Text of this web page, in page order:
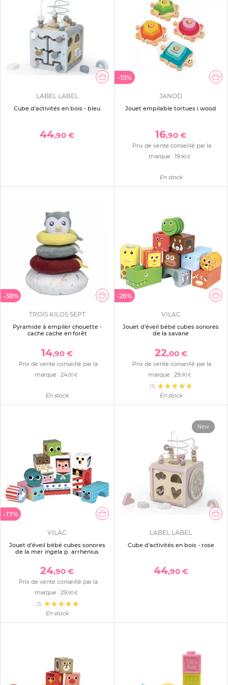
LABEL LABEL
Cube d'activités en bois - bleu
44,90 €
-15%
JANOD
Jouet empilable tortues i wood
16,90 €
Prix de vente conseillé par la
marque :19 ,90 €
En stock
-38%
TROIS KILOS SEPT
Pyramide à empiler chouette -
cache cache en forêt
14,90 €
Prix de vente conseillé par la
marque : 24,00 €
En stock
-26%
VILAC
Jouet d'éveil bébé cubes sonores
de la savane
22,00 €
Prix de vente conseillé par la
marque :29 ,90 €
(3)
En stock
-17%
VILAC
Jouet d'éveil bébé cubes sonores
de la mer ingela p. arrhenius
24,90 €
Prix de vente conseillé par la
marque : 29,90 €
(3)
En stock
New
LABEL LABEL
Cube d'activités en bois - rose
44,90 €